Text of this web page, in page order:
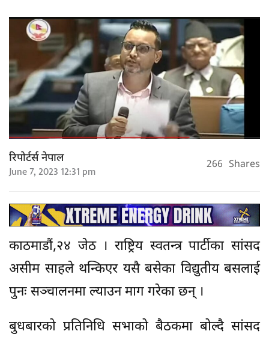
रिपोर्टर्स नेपाल
June 7, 2023 12:31 pm 266 Shares
काठमाडौं,२४ जेठ । राष्ट्रिय स्वतन्त्र पार्टीका सांसद
असीम साहले थन्किएर यसै बसेका विद्युतीय बसलाई
पुनः सञ्चालनमा ल्याउन माग गरेका छन् ।
बुधबारको प्रतिनिधि सभाको बैठकमा बोल्दै सांसद